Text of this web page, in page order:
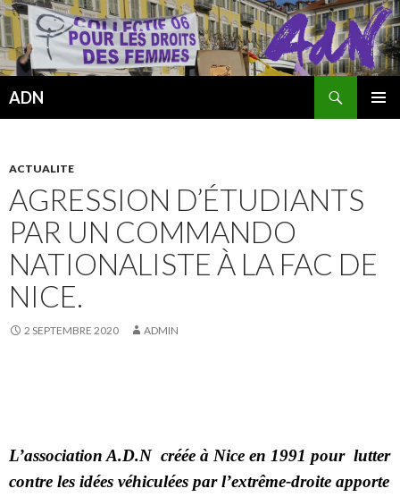
ADN
ACTUALITE
AGRESSION D’ÉTUDIANTS
PAR UN COMMANDO
NATIONALISTE À LA FAC DE
NICE.
2 SEPTEMBRE 2020 ADMIN
L’association A.D.N créée à Nice en 1991 pour lutter
contre les idées véhiculées par l’extrême-droite apporte